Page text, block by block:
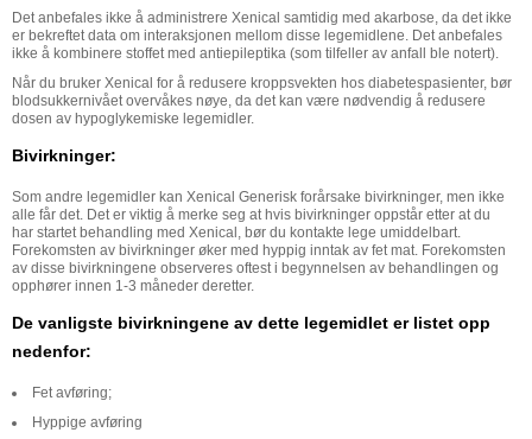
Det anbefales ikke å administrere Xenical samtidig med akarbose, da det ikke
er bekreftet data om interaksjonen mellom disse legemidlene. Det anbefales
ikke å kombinere stoffet med antiepileptika (som tilfeller av anfall ble notert).
Når du bruker Xenical for å redusere kroppsvekten hos diabetespasienter, bør
blodsukkernivået overvåkes nøye, da det kan være nødvendig å redusere
dosen av hypoglykemiske legemidler.
Bivirkninger:
Som andre legemidler kan Xenical Generisk forårsake bivirkninger, men ikke
alle får det. Det er viktig å merke seg at hvis bivirkninger oppstår etter at du
har startet behandling med Xenical, bør du kontakte lege umiddelbart.
Forekomsten av bivirkninger øker med hyppig inntak av fet mat. Forekomsten
av disse bivirkningene observeres oftest i begynnelsen av behandlingen og
opphører innen 1-3 måneder deretter.
De vanligste bivirkningene av dette legemidlet er listet opp
nedenfor:
Fet avføring;
Hyppige avføring